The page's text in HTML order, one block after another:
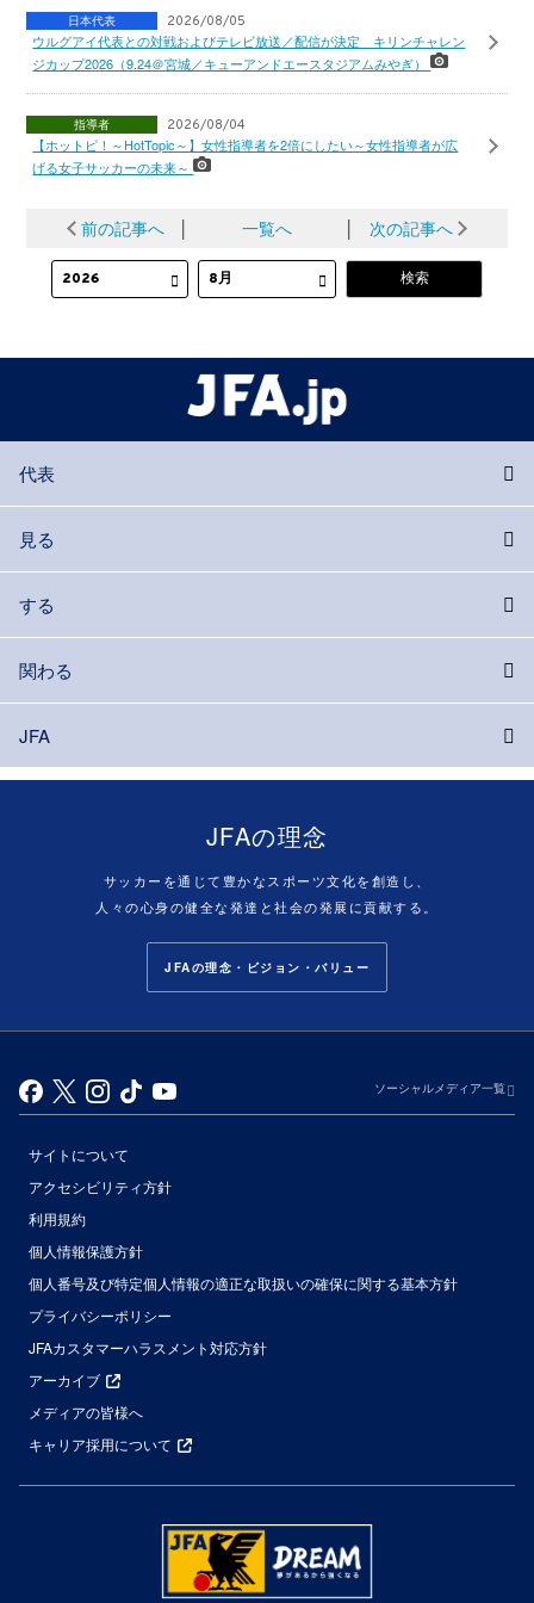
日本代表 2026/08/05
ウルグアイ代表との対戦およびテレビ放送／配信が決定 キリンチャレン
ジカップ2026（9.24＠宮城／キューアンドエースタジアムみやぎ）
指導者 2026/08/04
【ホットピ！～HotTopic～】女性指導者を2倍にしたい～女性指導者が広
げる女子サッカーの未来～
前の記事へ │ 一覧へ │ 次の記事へ
代表
見る
する
関わる
JFA
JFAの理念
サッカーを通じて豊かなスポーツ文化を創造し、
人々の心身の健全な発達と社会の発展に貢献する。
JFAの理念・ビジョン・バリュー
ソーシャルメディア一覧
サイトについて
アクセシビリティ方針
利用規約
個人情報保護方針
個人番号及び特定個人情報の適正な取扱いの確保に関する基本方針
プライバシーポリシー
JFAカスタマーハラスメント対応方針
アーカイブ
メディアの皆様へ
キャリア採用について